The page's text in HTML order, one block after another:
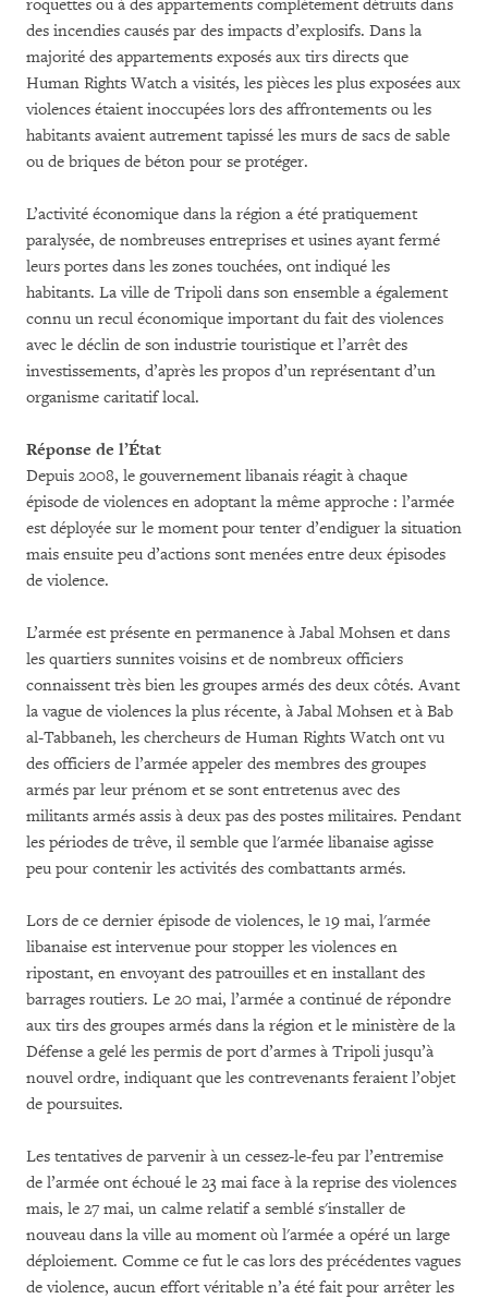
roquettes ou à des appartements complètement détruits dans
des incendies causés par des impacts d’explosifs. Dans la
majorité des appartements exposés aux tirs directs que
Human Rights Watch a visités, les pièces les plus exposées aux
violences étaient inoccupées lors des affrontements ou les
habitants avaient autrement tapissé les murs de sacs de sable
ou de briques de béton pour se protéger.
L’activité économique dans la région a été pratiquement
paralysée, de nombreuses entreprises et usines ayant fermé
leurs portes dans les zones touchées, ont indiqué les
habitants. La ville de Tripoli dans son ensemble a également
connu un recul économique important du fait des violences
avec le déclin de son industrie touristique et l’arrêt des
investissements, d’après les propos d’un représentant d’un
organisme caritatif local.
Réponse de l’État
Depuis 2008, le gouvernement libanais réagit à chaque
épisode de violences en adoptant la même approche : l’armée
est déployée sur le moment pour tenter d’endiguer la situation
mais ensuite peu d’actions sont menées entre deux épisodes
de violence.
L’armée est présente en permanence à Jabal Mohsen et dans
les quartiers sunnites voisins et de nombreux officiers
connaissent très bien les groupes armés des deux côtés. Avant
la vague de violences la plus récente, à Jabal Mohsen et à Bab
al-Tabbaneh, les chercheurs de Human Rights Watch ont vu
des officiers de l’armée appeler des membres des groupes
armés par leur prénom et se sont entretenus avec des
militants armés assis à deux pas des postes militaires. Pendant
les périodes de trêve, il semble que l'armée libanaise agisse
peu pour contenir les activités des combattants armés.
Lors de ce dernier épisode de violences, le 19 mai, l'armée
libanaise est intervenue pour stopper les violences en
ripostant, en envoyant des patrouilles et en installant des
barrages routiers. Le 20 mai, l’armée a continué de répondre
aux tirs des groupes armés dans la région et le ministère de la
Défense a gelé les permis de port d’armes à Tripoli jusqu’à
nouvel ordre, indiquant que les contrevenants feraient l’objet
de poursuites.
Les tentatives de parvenir à un cessez-le-feu par l’entremise
de l’armée ont échoué le 23 mai face à la reprise des violences
mais, le 27 mai, un calme relatif a semblé s'installer de
nouveau dans la ville au moment où l'armée a opéré un large
déploiement. Comme ce fut le cas lors des précédentes vagues
de violence, aucun effort véritable n’a été fait pour arrêter les